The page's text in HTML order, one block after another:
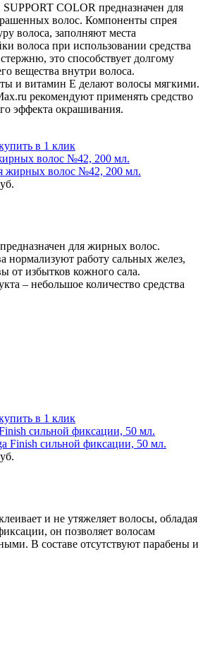
COLOR предназначен для
волос. Компоненты спрея
волоса, заполняют места
волоса при использовании средства
это способствует долгому
вещества внутри волоса.
и витамин Е делают волосы мягкими.
рекомендуют применять средство
эффекта окрашивания.
в 1 клик
волос №42, 200 мл.
для жирных волос.
нормализуют работу сальных желез,
от избытков кожного сала.
– небольшое количество средства
в 1 клик
сильной фиксации, 50 мл.
и не утяжеляет волосы, обладая
он позволяет волосам
В составе отсутствуют парабены и